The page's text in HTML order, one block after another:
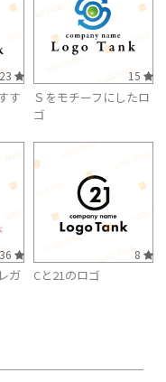
23
す
15
Ｓをモチーフにしたロ
ゴ
36
ガ
8
Cと21のロゴ